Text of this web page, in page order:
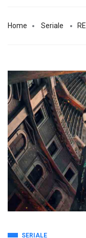
Home Seriale
SERIALE